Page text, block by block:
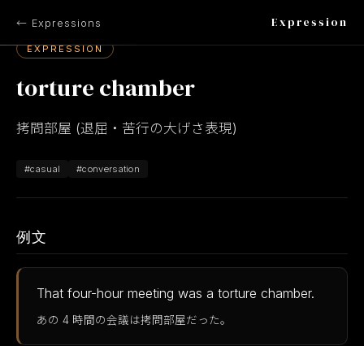
← Expressions Expression
EXPRESSION
torture chamber
拷問部屋 (退屈・苦行の大げさ表現)
#casual #conversation
例文
That four-hour meeting was a torture chamber.
あの 4 時間の会議は拷問部屋だった。